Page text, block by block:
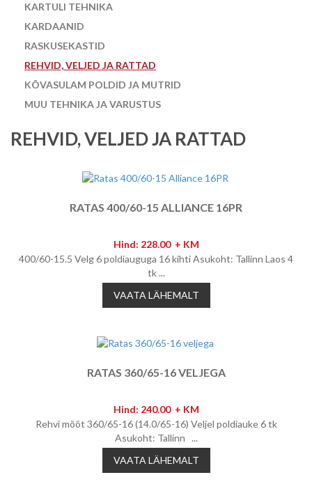
KARTULI TEHNIKA
KARDAANID
RASKUSEKASTID
REHVID, VELJED JA RATTAD
KÕVASULAM POLDID JA MUTRID
MUU TEHNIKA JA VARUSTUS
REHVID, VELJED JA RATTAD
RATAS 400/60-15 ALLIANCE 16PR
Hind: 228.00 + KM
400/60-15.5 Velg 6 poldiauguga 16 kihti Asukoht: Tallinn Laos 4
tk ...
VAATA LÄHEMALT
RATAS 360/65-16 VELJEGA
Hind: 240.00 + KM
Rehvi mõõt 360/65-16 (14.0/65-16) Veljel poldiauke 6 tk
Asukoht: Tallinn ...
VAATA LÄHEMALT